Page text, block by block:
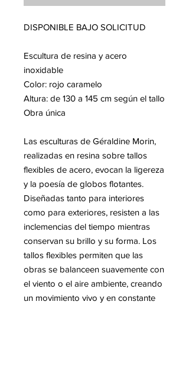
DISPONIBLE BAJO SOLICITUD
Escultura de resina y acero
inoxidable
Color: rojo caramelo
Altura: de 130 a 145 cm según el tallo
Obra única
Las esculturas de Géraldine Morin,
realizadas en resina sobre tallos
flexibles de acero, evocan la ligereza
y la poesía de globos flotantes.
Diseñadas tanto para interiores
como para exteriores, resisten a las
inclemencias del tiempo mientras
conservan su brillo y su forma. Los
tallos flexibles permiten que las
obras se balanceen suavemente con
el viento o el aire ambiente, creando
un movimiento vivo y en constante